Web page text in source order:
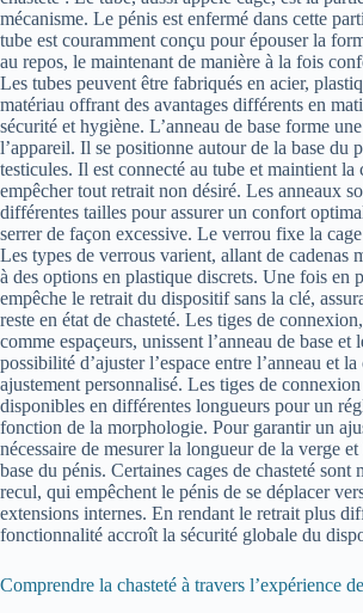
mécanisme. Le pénis est enfermé dans cette
tube est couramment conçu pour épouser la
au repos, le maintenant de manière à la fois
Les tubes peuvent être fabriqués en acier,
matériau offrant des avantages différents en
sécurité et hygiène. L’anneau de base forme
l’appareil. Il se positionne autour de la base du
testicules. Il est connecté au tube et maintient la
empêcher tout retrait non désiré. Les anneaux
différentes tailles pour assurer un confort
serrer de façon excessive. Le verrou fixe la cage
Les types de verrous varient, allant de cadenas
à des options en plastique discrets. Une fois en
empêche le retrait du dispositif sans la clé,
reste en état de chasteté. Les tiges de
comme espaçeurs, unissent l’anneau de base
possibilité d’ajuster l’espace entre l’anneau et
ajustement personnalisé. Les tiges de
disponibles en différentes longueurs pour un
fonction de la morphologie. Pour garantir un
nécessaire de mesurer la longueur de la verge
base du pénis. Certaines cages de chasteté sont
recul, qui empêchent le pénis de se déplacer
extensions internes. En rendant le retrait plus
fonctionnalité accroît la sécurité globale du
Comprendre la chasteté à travers l’expérience